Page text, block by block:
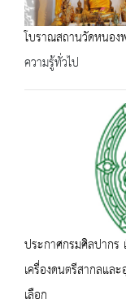
โบราณสถานวัดหนอง
ความรู้ทั่วไป
ประกาศกรมศิลปากร
เครื่องดนตรีสากลแล
เลือก